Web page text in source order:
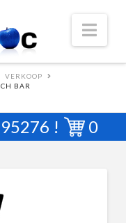
VERKOOP
BAR
! 0